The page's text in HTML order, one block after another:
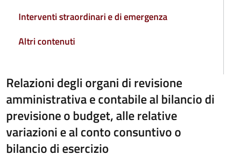
Interventi straordinari e di emergenza
Altri contenuti
Relazioni degli organi di revisione
amministrativa e contabile al bilancio di
previsione o budget, alle relative
variazioni e al conto consuntivo o
bilancio di esercizio